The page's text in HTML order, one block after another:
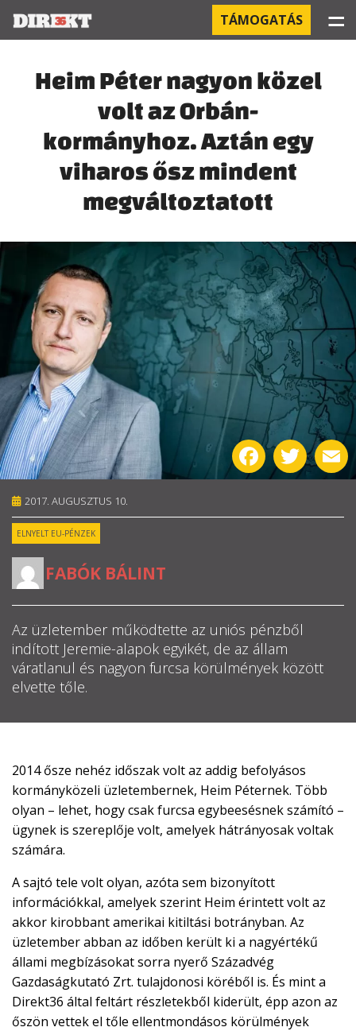
PROJEKTEK
KÓRHÁZI FERTŐZÉSEK
ORBÁN ÉS A GAZDASÁG
PEGASUS-MEGFIGYELÉSEK
AZ ORBÁN CSALÁD ÜZLETEI
OFFSHORE TITKOK
RÓLUNK
ALAPELVEK
CSAPAT
MŰKÖDÉS
TÁMOGATÁS
1%
WEBSHOP



CSATLAKOZZ
TÁMOGATÓI
KÖRHÖZ!
TÁMOGATÁS ☰
Heim Péter nagyon közel
volt az Orbán-
kormányhoz. Aztán egy
viharos ősz mindent
megváltoztatott
2017. AUGUSZTUS 10.
ELNYELT EU-PÉNZEK
FABÓK BÁLINT
Az üzletember működtette az uniós pénzből
indított Jeremie-alapok egyikét, de az állam
váratlanul és nagyon furcsa körülmények között
elvette tőle.
FacebookTwitter
2014 ősze nehéz időszak volt az addig befolyásos
kormányközeli üzletembernek, Heim Péternek. Több
olyan – lehet, hogy csak furcsa egybeesésnek számító –
ügynek is szereplője volt, amelyek hátrányosak voltak
számára.
A sajtó tele volt olyan, azóta sem bizonyított
információkkal, amelyek szerint Heim érintett volt az
akkor kirobbant amerikai kitiltási botrányban. Az
üzletember abban az időben került ki a nagyértékű
állami megbízásokat sorra nyerő Századvég
Gazdaságkutató Zrt. tulajdonosi köréből is. És mint a
Direkt36 által feltárt részletekből kiderült, épp azon az
őszön vettek el tőle ellentmondásos körülmények